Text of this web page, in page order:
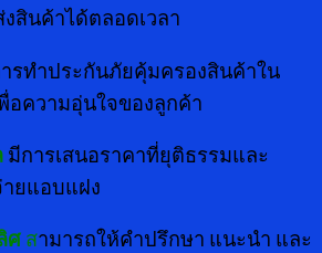
สินค้าได้ตลอดเวลา
รทำประกันภัยคุ้มครองสินค้าใน
อความอุ่นใจของลูกค้า
มีการเสนอราคาที่ยุติธรรมและ
ยแอบแฝง
ศ สามารถให้คำปรึกษา แนะนำ และ